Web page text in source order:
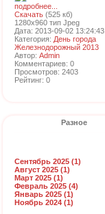
подробнее...
Скачать (525 кб)
1280x960 тип Jpeg
Дата: 2013-09-02 13:24:43
Категория: День города
Железнодорожный 2013
Автор: Admin
Комментариев: 0
Просмотров: 2403
Рейтинг: 0
Разное
Сентябрь 2025 (1)
Август 2025 (1)
Март 2025 (1)
Февраль 2025 (4)
Январь 2025 (1)
Ноябрь 2024 (1)